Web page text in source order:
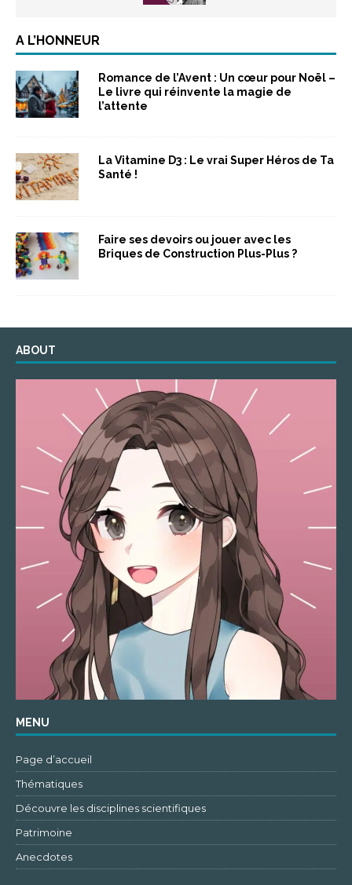
A L’HONNEUR
Romance de l’Avent : Un cœur pour Noël –
Le livre qui réinvente la magie de
l’attente
La Vitamine D3 : Le vrai Super Héros de Ta
Santé !
Faire ses devoirs ou jouer avec les
Briques de Construction Plus-Plus ?
ABOUT
MENU
Page d’accueil
Thématiques
Découvre les disciplines scientifiques
Patrimoine
Anecdotes